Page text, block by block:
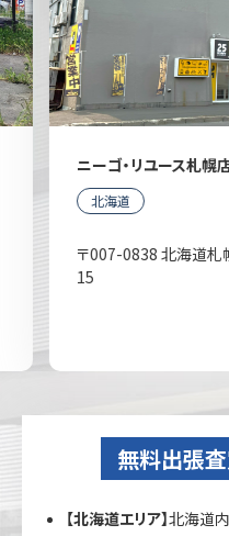
ニーゴ・リユース札幌
北海道
〒007-0838 北海道
15
無料出張
【北海道エリア】北海道